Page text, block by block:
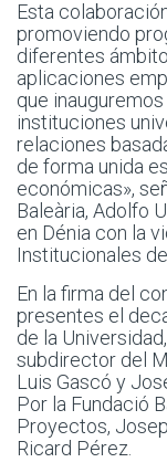
Esta
promoviendo
diferentes
aplicaciones
que
instituciones
relaciones
de forma unida
económicas»,
Baleària, Adolfo
en Dénia con la
Institucionales
En la firma del
presentes el
de la
subdirector del
Luis Gascó y
Por la Fundació
Proyectos,
Ricard Pérez.